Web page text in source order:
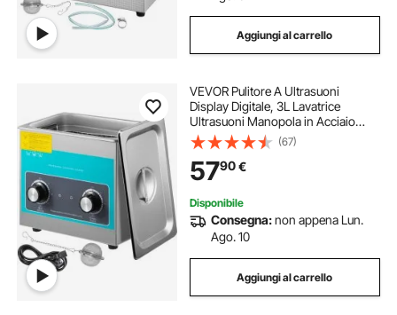
Aggiungi al carrello
VEVOR Pulitore A Ultrasuoni
Display Digitale, 3L Lavatrice
Ultrasuoni Manopola in Acciaio
304, 220V/60Khz Professionale
Pulitore a Ultrasuoni con Funzione
di Riscaldamento, per Pulizia di
Gioielli
(67)
5790€
Disponibile
Consegna:non appena Lun.
Ago. 10
Aggiungi al carrello